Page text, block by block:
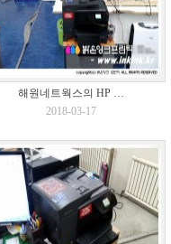
해원네트웍스의 HP …
2018-03-17